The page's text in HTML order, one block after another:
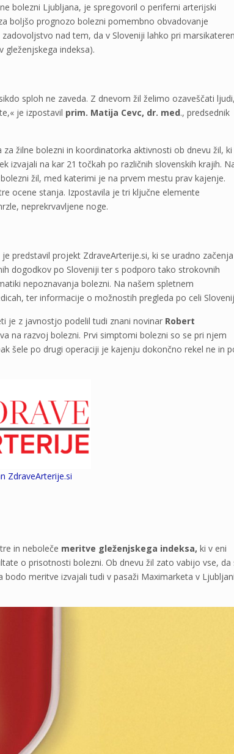
bolezni Ljubljana, je spregovoril o periferni arterijski
boljšo prognozo bolezni pomembno obvadovanje
nad tem, da v Sloveniji lahko pri
gleženjskega indeksa).
sploh ne zaveda. Z dnevom žil želimo ozaveščati ljudi,
je izpostavil prim. Matija Cevc, dr. med., predsednik
za žilne bolezni in koordinatorka aktivnosti ob dnevu žil, ki
izvajali na kar 21 točkah po različnih slovenskih krajih.
žil, med katerimi je na prvem mestu prav kajenje.
ocene stanja. Izpostavila je tri ključne elemente
neprekrvavljene noge.
predstavil projekt ZdraveArterije.si, ki se uradno
dogodkov po Sloveniji ter s podporo tako strokovnih
nepoznavanja bolezni. Na našem spletnem
ter informacije o možnostih pregleda po celi
je z javnostjo podelil tudi znani novinar Robert
na razvoj bolezni. Prvi simptomi bolezni so se pri njem
šele po drugi operaciji je kajenju dokončno rekel ne in
ZdraveArterije.si
in neboleče meritve gleženjskega indeksa, ki v eni
o prisotnosti bolezni. Ob dnevu žil zato vabijo vse, da
meritve izvajali tudi v pasaži Maximarketa v Ljubljani